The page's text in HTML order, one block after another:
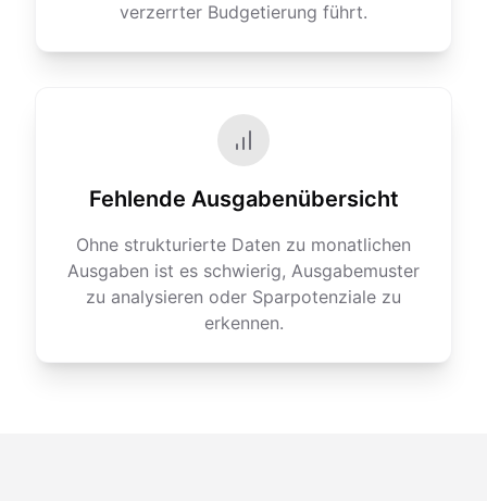
verzerrter Budgetierung führt.
Fehlende Ausgabenübersicht
Ohne strukturierte Daten zu monatlichen
Ausgaben ist es schwierig, Ausgabemuster
zu analysieren oder Sparpotenziale zu
erkennen.